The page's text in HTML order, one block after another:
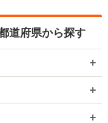
道府県から探す